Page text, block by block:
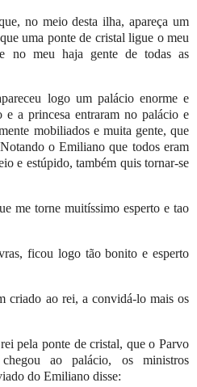
no meio desta ilha, apareça um
uma ponte de cristal ligue o meu
no meu haja gente de todas as
logo um palácio enorme e
a princesa entraram no palácio e
mobiliados e muita gente, que
o Emiliano que todos eram
e estúpido, também quis tornar-se
me torne muitíssimo esperto e tao
ficou logo tão bonito e esperto
criado ao rei, a convidá-lo mais os
pela ponte de cristal, que o Parvo
ao palácio, os ministros
do Emiliano disse: